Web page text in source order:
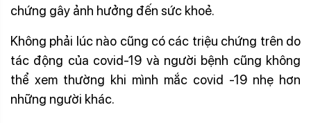
chứng gây ảnh hưởng đến sức khoẻ.
Không phải lúc nào cũng có các triệu chứng trên do
tác động của covid-19 và người bệnh cũng không
thể xem thường khi mình mắc covid -19 nhẹ hơn
những người khác.